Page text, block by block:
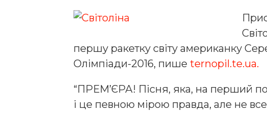
першу ракетку світу американку
Олімпіади-2016, пише ternopil.te.ua.
“ПРЕМ’ЄРА! Пісня, яка, на перший
і це певною мірою правда, але не